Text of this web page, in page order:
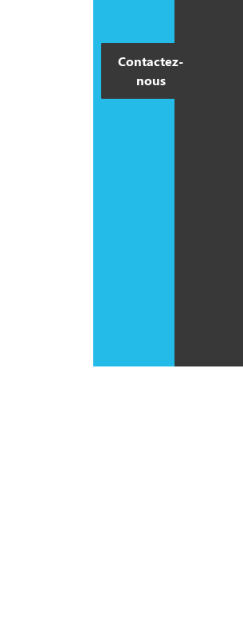
Contactez-
nous